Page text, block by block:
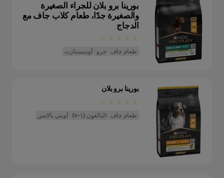
بورينا برو بلان للجراء الصغيرة
والصغيرة جدًا، طعام كلاب جاف مع
الدجاج
طعام جاف جرو أوبتيستارت
بورينا برو بلان
طعام جاف البالغون (١–٧) أوبتي بالانس